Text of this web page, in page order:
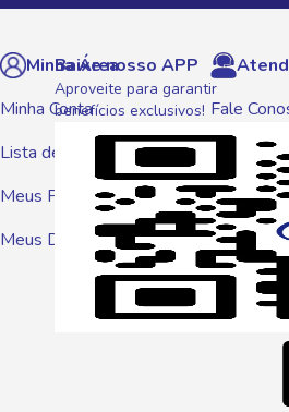
Minha Área
Minha Conta
Lista de Compras
Meus Pedidos
Meus Descontos
Fale
0800
E-mail
Baixe nosso APP
Aproveite para garantir
benefícios exclusivos!